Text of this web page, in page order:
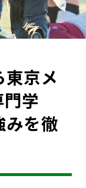
東京メ
門学
みを徹